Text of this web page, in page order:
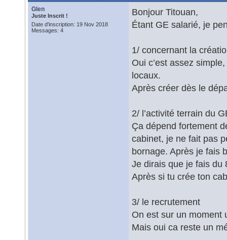
Glen
Juste Inscrit !
Date d'inscription: 19 Nov 2018
Messages: 4
Bonjour Titouan,
Étant GE salarié, je
1/ concernant la
Oui c’est assez
locaux.
Après créer dès le
2/ l’activité terrain du
Ça dépend fortement
cabinet, je ne fait pas
bornage. Après je fais
Je dirais que je fais du
Après si tu crée ton
3/ le recrutement
On est sur un moment
Mais oui ca reste un